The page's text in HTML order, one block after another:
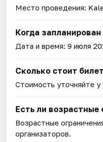
Место проведения:
Когда
Дата и время:9 июля
Сколько стоит
Стоимость уточняйте у
Есть ли возрастные
Возрастные
организаторов.